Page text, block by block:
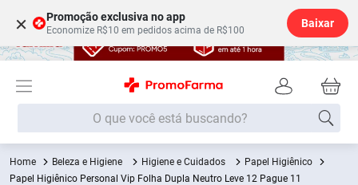
× Promoção exclusiva no app
Economize R$10 em pedidos acima de R$100
Baixar
O que você está buscando?
Beleza e Higiene Higiene e Cuidados
Papel Higiênico
Papel Higiênico Personal Vip Folha Dupla Neutro Leve 12 Pague 11
Termos mais buscados